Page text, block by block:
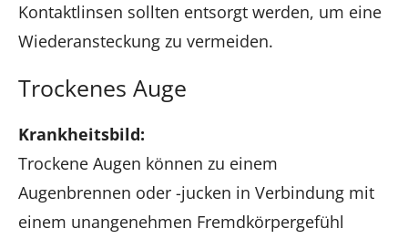
Kontaktlinsen sollten entsorgt werden, um eine
Wiederansteckung zu vermeiden.
Trockenes Auge
Krankheitsbild:
Trockene Augen können zu einem
Augenbrennen oder -jucken in Verbindung mit
einem unangenehmen Fremdkörpergefühl